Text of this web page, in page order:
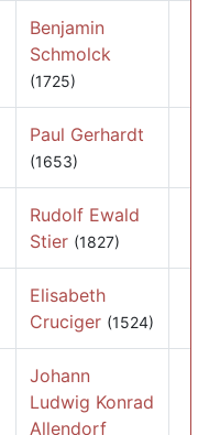
Benjamin
Schmolck
(1725)
Paul Gerhardt
(1653)
Rudolf Ewald
Stier (1827)
Elisabeth
Cruciger (1524)
Johann
Ludwig Konrad
Allendorf